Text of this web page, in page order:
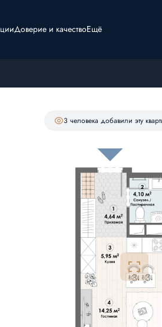
Доверие и качествоЕщё
260 руб.